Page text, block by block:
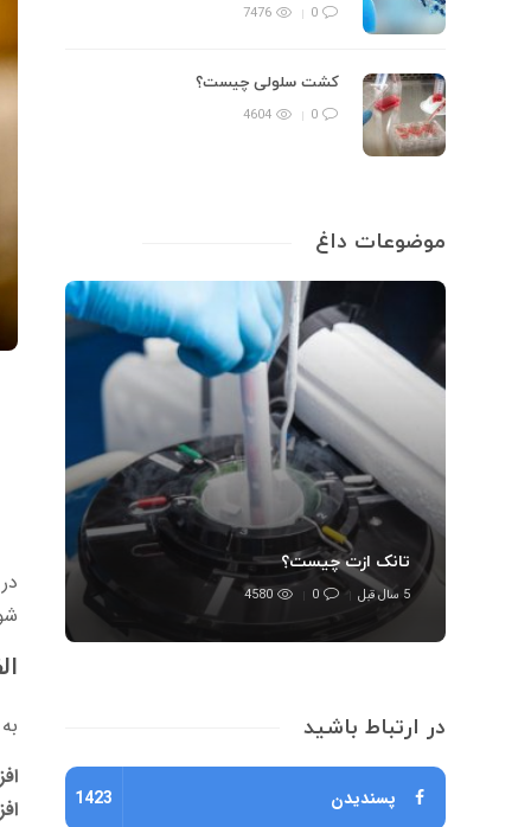
0
7476
کشت سلولی چیست؟
0
4604
موضوعات داغ
تانک ازت چیست؟
5 سال قبل 0
4580
در ارتباط باشید
پسندیدن 1423